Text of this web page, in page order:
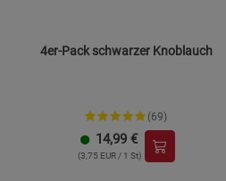
4er-Pack schwarzer Knoblauch
(69)
14,99 €
(3,75 EUR / 1 St)